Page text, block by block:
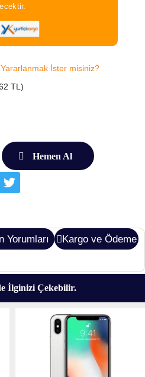
İster misiniz?
TL)
Hemen Al
Yorumları Kargo ve Ödeme
İlginizi Çekebilir.